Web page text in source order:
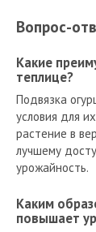
Вопрос-
Какие
теплице?
Подвязка
условия для
растение в
лучшему
урожайность.
Каким
повышает